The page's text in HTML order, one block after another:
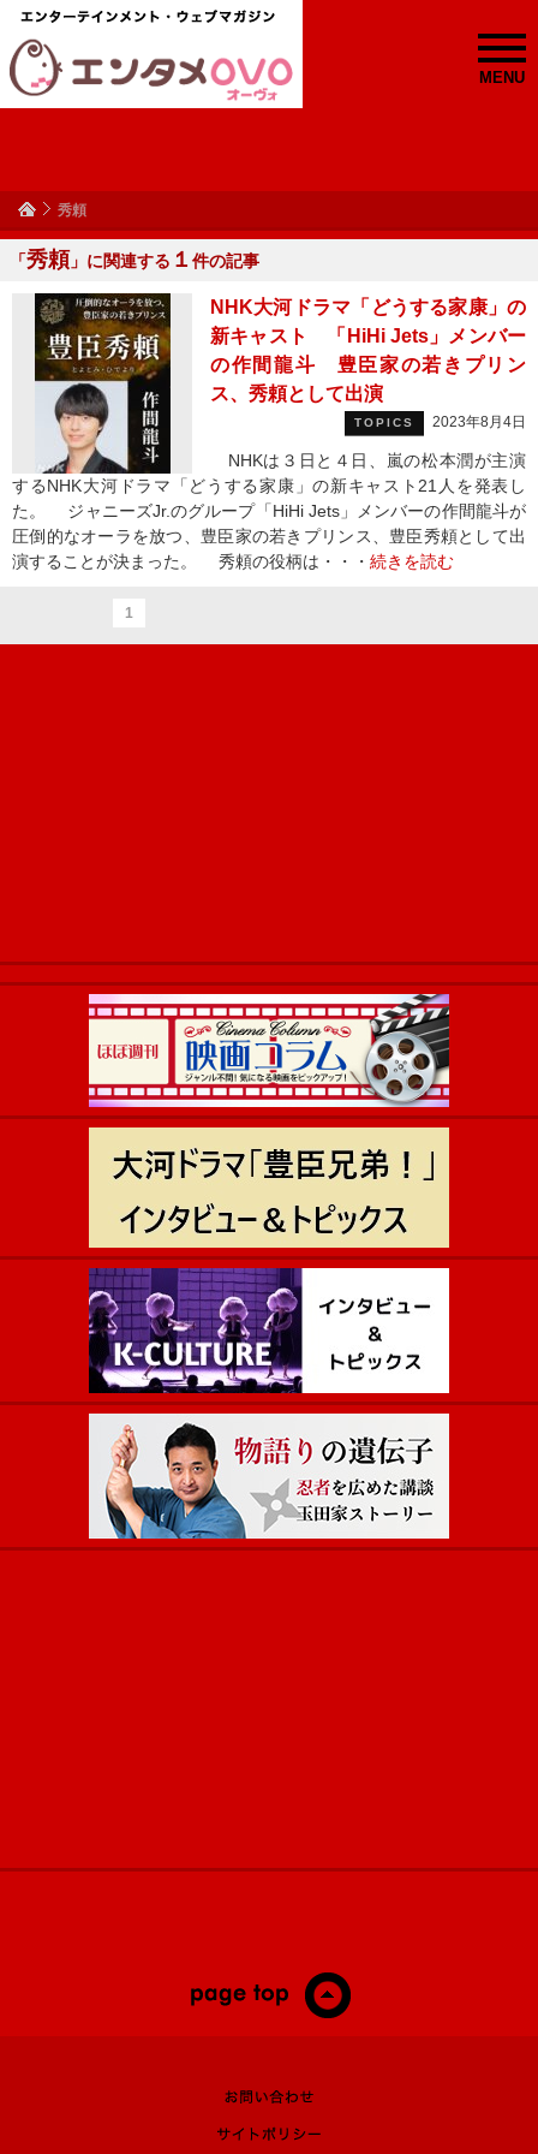
MENU
秀頼
「秀頼 」に関連する １ 件の記事
NHK大河ドラマ「どうする家康」の
新キャスト 「HiHi Jets」メンバー
の作間龍斗 豊臣家の若きプリン
ス、秀頼として出演
TOPICS 2023年8月4日
NHKは３日と４日、嵐の松本潤が主演
するNHK大河ドラマ「どうする家康」の新キャスト21人を発表し
た。 ジャニーズJr.のグループ「HiHi Jets」メンバーの作間龍斗が
圧倒的なオーラを放つ、豊臣家の若きプリンス、豊臣秀頼として出
演することが決まった。 秀頼の役柄は・・・ 続きを読む
1